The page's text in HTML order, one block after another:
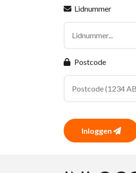
Lidnummer
Postcode
Inloggen